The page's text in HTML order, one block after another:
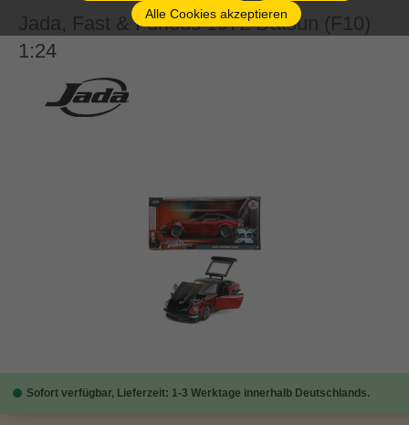
Jada, Fast & Furious 1972 Datsun (F10)
1:24
Sofort verfügbar, Lieferzeit: 1-3 Werktage innerhalb Deutschlands.
Alle Cookies akzeptieren